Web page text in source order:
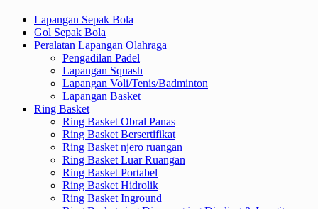
Lapangan Sepak Bola
Gol Sepak Bola
Peralatan Lapangan Olahraga
Pengadilan Padel
Lapangan Squash
Lapangan Voli/Tenis/Badminton
Lapangan Basket
Ring Basket
Ring Basket Obral Panas
Ring Basket Bersertifikat
Ring Basket njero ruangan
Ring Basket Luar Ruangan
Ring Basket Portabel
Ring Basket Hidrolik
Ring Basket Inground